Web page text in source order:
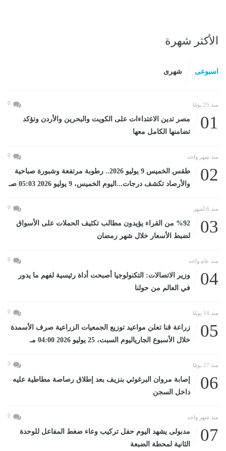
الأكثر شهرة
اسبوعى شهرى
منذ 25 يومًا 0
01
مصر تدين الاعتداءات على الكويت والبحرين والأردن وتؤكد
تضامنها الكامل معها
منذ شهر واحد 0
02
طقس الخميس 9 يوليو 2026.. رطوبة مرتفعة وشبورة صباحية
والأرصاد تكشف درجات...اليوم الخميس، 9 يوليو 2026 05:03 صـ
منذ 6 أشهر 0
03
%92 من القراء يؤيدون مطالب تكثيف الحملات على الأسواق
لضبط الأسعار خلال شهر رمضان
منذ عام واحد 0
04
وزير الاتصالات: التكنولوجيا أصبحت أداة رئيسية لفهم ما يدور
في العالم من حولنا
منذ 14 يومًا 0
05
زراعة قنا تعلن مواعيد توزيع الجمعيات الزراعية صرف الأسمدة
خلال الأسبوع الجارياليوم السبت، 25 يوليو 2026 04:00 مـ
منذ 27 يومًا 0
06
إصابة مروان البرغوثي بنزيف بعد إطلاق رصاصة مطاطية عليه
داخل السجن
منذ شهر واحد 0
07
مدبولى يشهد اليوم حفل تركيب وعاء ضغط المفاعل للوحدة
الثانية لمحطة الضبعة